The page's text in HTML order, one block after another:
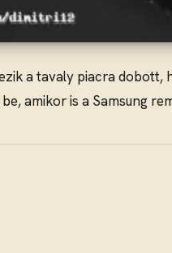
a tavaly piacra
amikor is a Samsung